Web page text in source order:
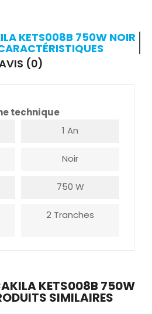
KETS008B 750W NOIR
(0)
technique
1 An
Noir
750 W
2 Tranches
KETS008B 750W
SIMILAIRES